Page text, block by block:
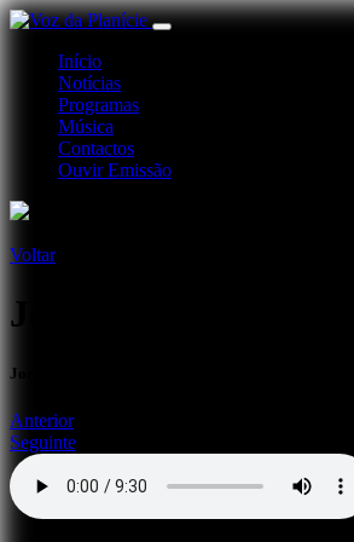
Início
Notícias
Programas
Música
Contactos
Ouvir Emissão
Voltar
Jornal Desporto
Jornal de Desporto 06-09-21
Anterior
Seguinte